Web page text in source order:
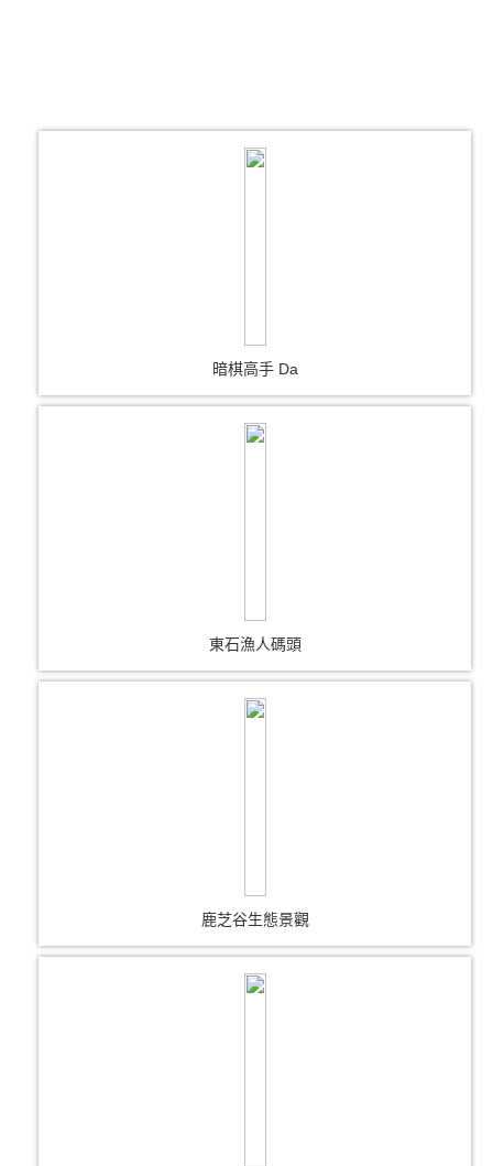
暗棋高手 Da
東石漁人碼頭
鹿芝谷生態景觀